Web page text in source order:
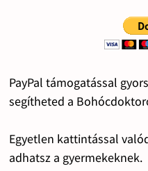
PayPal támogatással
segítheted a
Egyetlen kattintással
adhatsz a gyermekeknek.